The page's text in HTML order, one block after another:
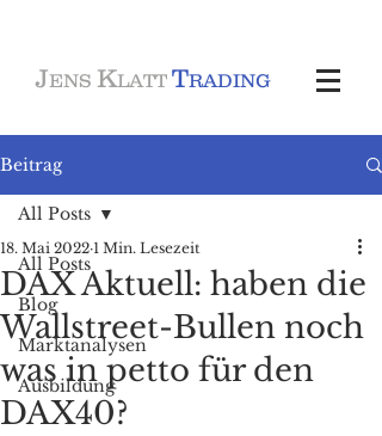
JENS KLATT TRADING
Beitrag
All Posts
Blog
Marktanalysen
Ausbildung
All Posts
DAX Aktuell: haben die
Wallstreet-Bullen noch
was in petto für den
DAX40?
18. Mai 2022 1 Min. Lesezeit